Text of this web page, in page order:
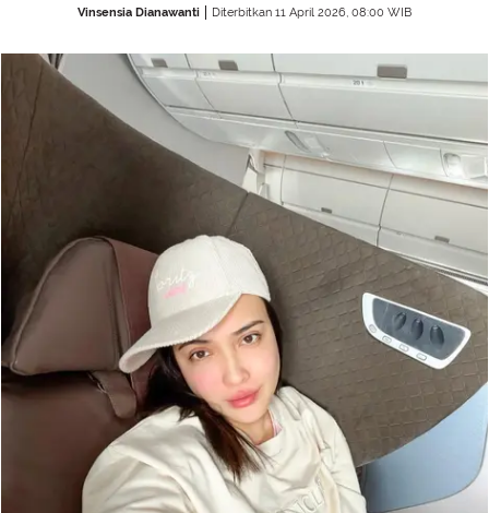
Vinsensia Dianawanti Diterbitkan 11 April 2026, 08:00 WIB